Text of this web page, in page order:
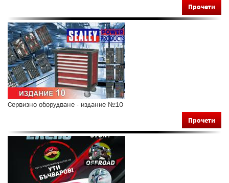
Прочети
Сервизно оборудване - издание №10
Прочети